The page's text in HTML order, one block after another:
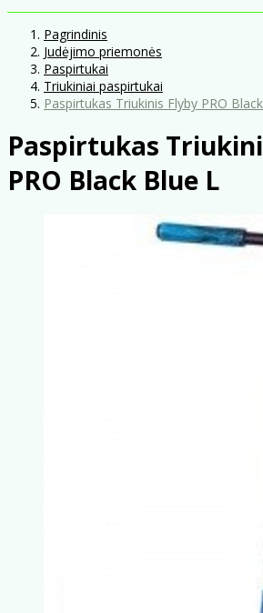
Pagrindinis
Judėjimo priemonės
Paspirtukai
Triukiniai paspirtukai
Paspirtukas Triukinis Flyby PRO
Paspirtukas
PRO Black Blue L